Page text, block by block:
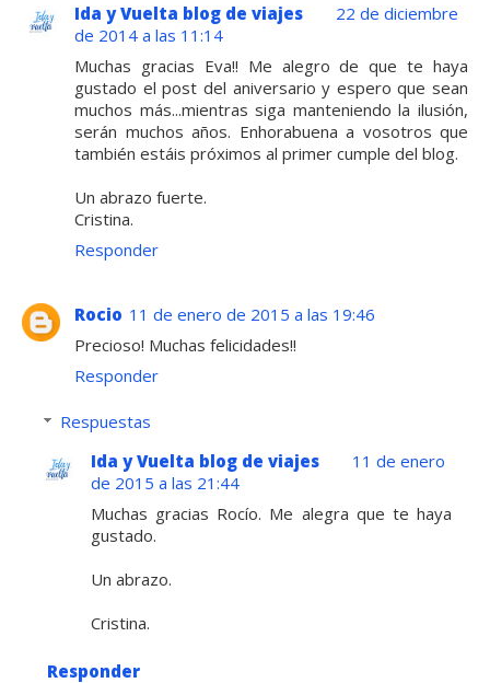
Ida y Vuelta blog de viajes
22 de diciembre
de 2014 a las 11:14
Muchas gracias Eva!! Me alegro de que te haya
gustado el post del aniversario y espero que sean
muchos más...mientras siga manteniendo la ilusión,
serán muchos años. Enhorabuena a vosotros que
también estáis próximos al primer cumple del blog.
Un abrazo fuerte.
Cristina.
Responder
Rocio 11 de enero de 2015 a las 19:46
Precioso! Muchas felicidades!!
Responder
Respuestas
Ida y Vuelta blog de viajes
11 de enero
de 2015 a las 21:44
Muchas gracias Rocío. Me alegra que te haya
gustado.
Un abrazo.
Cristina.
Responder